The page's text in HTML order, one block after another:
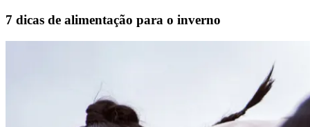
7 dicas de alimentação para o inverno